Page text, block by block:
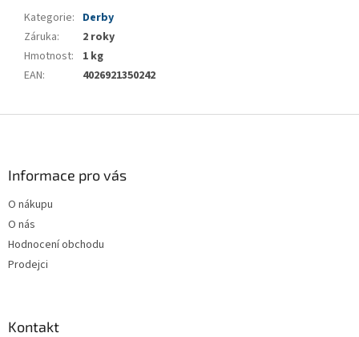
Kategorie: Derby
Záruka:
2 roky
Hmotnost:
1 kg
EAN: 4026921350242
Informace pro vás
O nákupu
O nás
Hodnocení obchodu
Prodejci
Kontakt